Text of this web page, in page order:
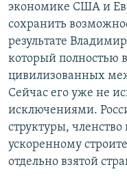
экономике США и
сохранить
результате
который полностью
цивилизованных
Сейчас его уже не
исключениями.
структуры,
ускоренному
отдельно взятой